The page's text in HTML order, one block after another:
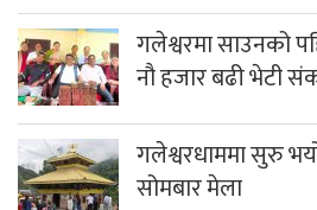
गलेश्वरमा साउनको
नौ हजार बढी भेटी
गलेश्वरधाममा सुरु
सोमबार मेला